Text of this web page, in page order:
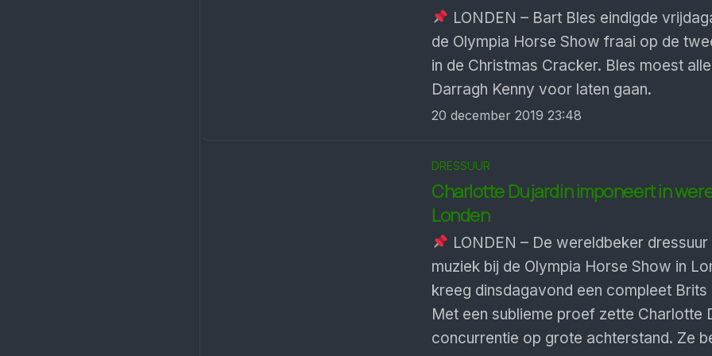
LONDEN – Bart Bles eindigde
de Olympia Horse Show fraai op de
in de Christmas Cracker. Bles moest
Darragh Kenny voor laten gaan.
20 december 2019 23:48
DRESSUUR
Charlotte Dujardin imponeert in
Londen
LONDEN – De wereldbeker
muziek bij de Olympia Horse Show in
kreeg dinsdagavond een compleet Brits
Met een sublieme proef zette Charlotte
concurrentie op grote achterstand. Ze